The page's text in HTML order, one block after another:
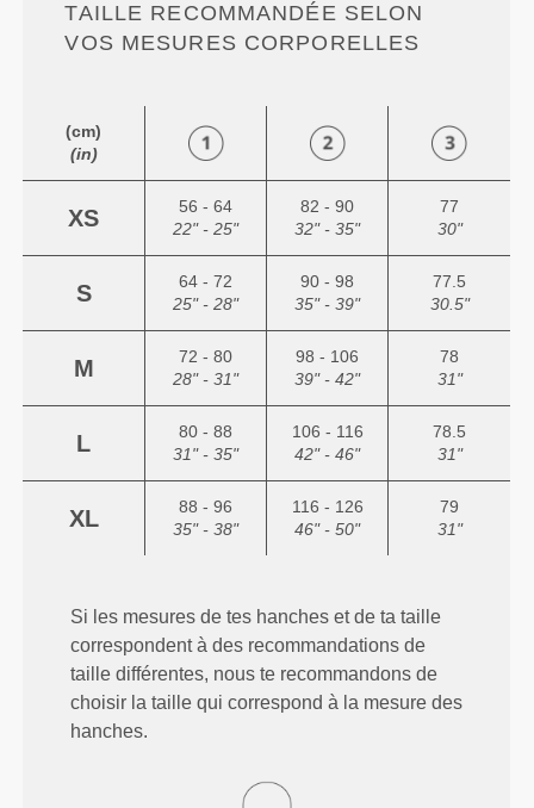
TAILLE RECOMMANDÉE SELON
VOS MESURES CORPORELLES
(cm)
(in)
XS
56 - 64
22" - 25"
82 - 90
32" - 35"
77
30"
S
64 - 72
25" - 28"
90 - 98
35" - 39"
77.5
30.5"
M
72 - 80
28" - 31"
98 - 106
39" - 42"
78
31"
L
80 - 88
31" - 35"
106 - 116
42" - 46"
78.5
31"
XL
88 - 96
35" - 38"
116 - 126
46" - 50"
79
31"
Si les mesures de tes hanches et de ta taille
correspondent à des recommandations de
taille différentes, nous te recommandons de
choisir la taille qui correspond à la mesure des
hanches.